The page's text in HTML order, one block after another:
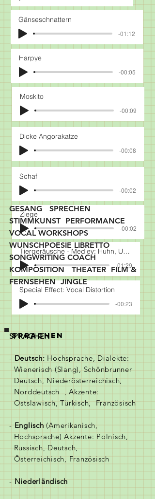
SPRACHEN
- Deutsch: Hochsprache, Dialekte:
Wienerisch (Slang), Schönbrunner
Deutsch, Niederösterreichisch,
Norddeutsch , Akzente:
Ostslawisch, Türkisch, Französisch
- Englisch (Amerikanisch,
Hochsprache) Akzente: Polnisch,
Russisch, Deutsch,
Österreichisch, Französisch
- Niederländisch
sprachen
Gänseschnattern
-01:12
Harpye
-00:05
Moskito
-00:09
Dicke Angorakatze
-00:08
Schaf
-00:02
Ziege
-00:02
Tiergeräusche - Medley: Huhn, Uhu, Hund, Strauß, Hase, Affe
-01:29
Special Effect: Vocal Distortion
-00:23
GESANG SPRECHEN
STIMMKUNST PERFORMANCE
VOCAL WORKSHOPS
WUNSCHPOESIE LIBRETTO
SONGWRITING COACH
KOMPOSITION THEATER FILM &
FERNSEHEN JINGLE